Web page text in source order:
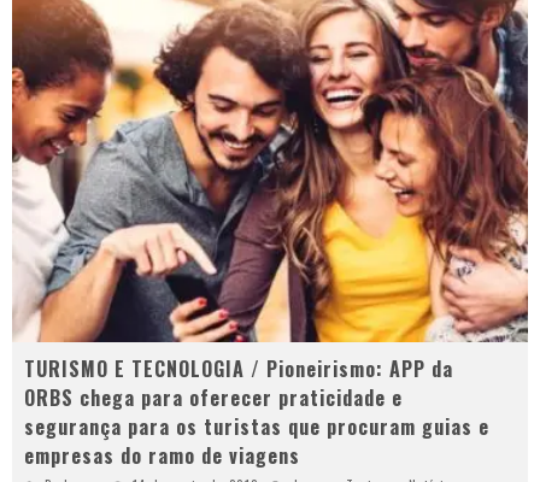
TURISMO E TECNOLOGIA / Pioneirismo: APP da
ORBS chega para oferecer praticidade e
segurança para os turistas que procuram guias e
empresas do ramo de viagens